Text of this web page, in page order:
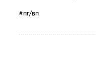
#пг/вп